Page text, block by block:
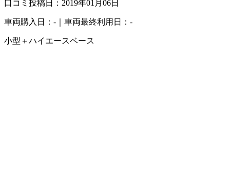
口コミ投稿日：2019年01月06日
車両購入日：-｜車両最終利用日：-
小型＋ハイエースベース